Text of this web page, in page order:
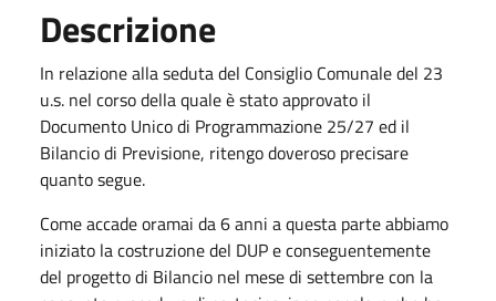
Descrizione
In relazione alla seduta del Consiglio Comunale del 23
u.s. nel corso della quale è stato approvato il
Documento Unico di Programmazione 25/27 ed il
Bilancio di Previsione, ritengo doveroso precisare
quanto segue.
Come accade oramai da 6 anni a questa parte abbiamo
iniziato la costruzione del DUP e conseguentemente
del progetto di Bilancio nel mese di settembre con la